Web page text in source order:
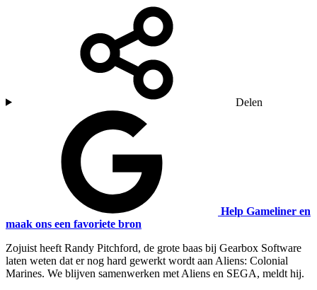
Delen
Help Gameliner en
maak ons een favoriete bron
Zojuist heeft Randy Pitchford, de grote baas bij Gearbox Software
laten weten dat er nog hard gewerkt wordt aan Aliens: Colonial
Marines. We blijven samenwerken met Aliens en SEGA, meldt hij.